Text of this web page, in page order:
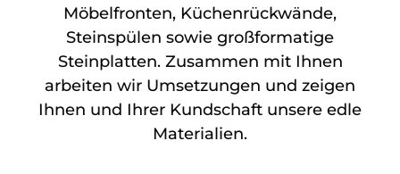
Möbelfronten, Küchenrückwände,
Steinspülen sowie großformatige
Steinplatten. Zusammen mit Ihnen
arbeiten wir Umsetzungen und zeigen
Ihnen und Ihrer Kundschaft unsere edle
Materialien.